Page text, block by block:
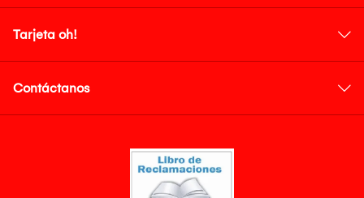
Tarjeta oh!
Contáctanos